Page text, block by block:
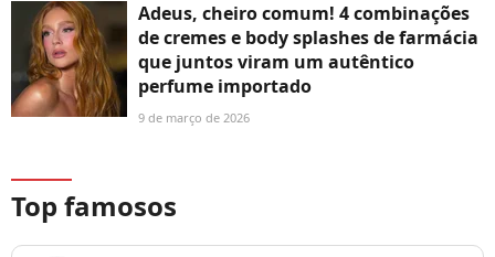
Adeus, cheiro comum! 4 combinações
de cremes e body splashes de farmácia
que juntos viram um autêntico
perfume importado
9 de março de 2026
Top famosos